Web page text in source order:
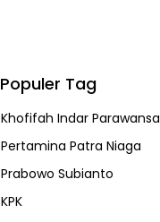
Populer Tag
Khofifah Indar Parawansa
Pertamina Patra Niaga
Prabowo Subianto
KPK